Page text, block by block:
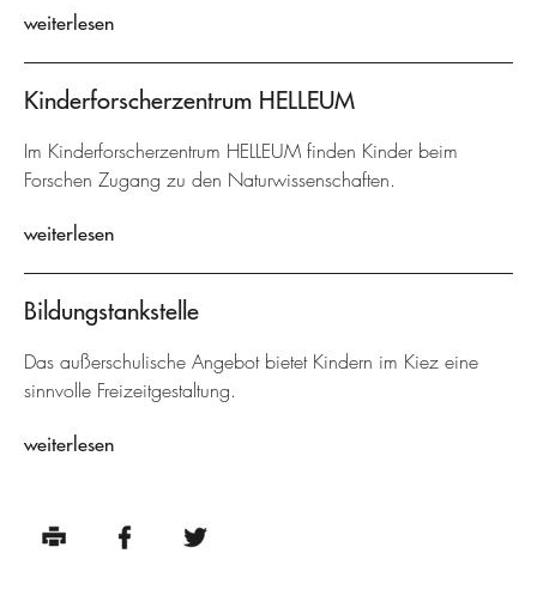
weiterlesen
Kinderforscherzentrum HELLEUM
Im Kinderforscherzentrum HELLEUM finden Kinder beim
Forschen Zugang zu den Naturwissenschaften.
weiterlesen
Bildungstankstelle
Das außerschulische Angebot bietet Kindern im Kiez eine
sinnvolle Freizeitgestaltung.
weiterlesen